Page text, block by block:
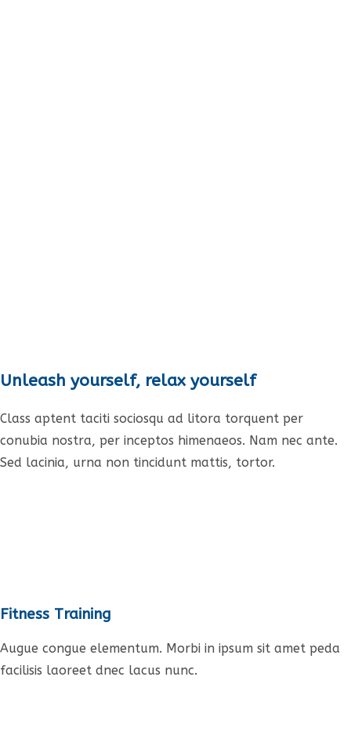
Unleash yourself, relax yourself
Class aptent taciti sociosqu ad litora torquent per
conubia nostra, per inceptos himenaeos. Nam nec ante.
Sed lacinia, urna non tincidunt mattis, tortor.
Fitness Training
Augue congue elementum. Morbi in ipsum sit amet peda
facilisis laoreet dnec lacus nunc.